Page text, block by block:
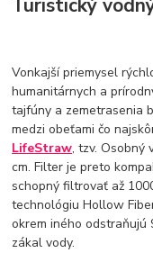
Turistický
Vonkajší priemysel
humanitárnych a
tajfúny a zemetrasenia
medzi obeťami čo
LifeStraw, tzv. Osobný
cm. Filter je preto
schopný filtrovať až
technológiu Hollow
okrem iného odstraňujú
zákal vody.